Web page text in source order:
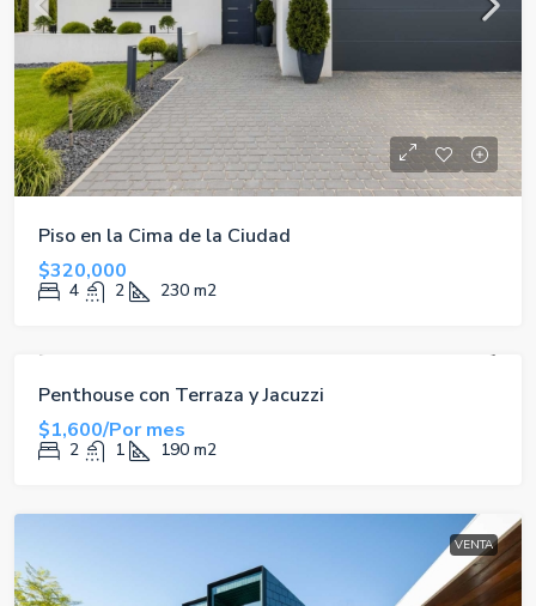
Piso en la Cima de la Ciudad
$320,000
4 2 230 m2
Penthouse con Terraza y Jacuzzi
$1,600/Por mes
2 1 190 m2
VENTA